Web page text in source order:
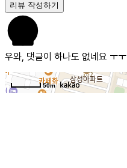
리뷰 작성하기
우와, 댓글이 하나도 없네요 ㅜㅜ
50m